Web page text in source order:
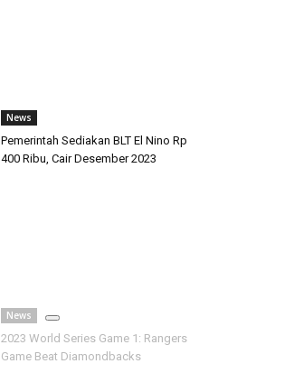
News
Pemerintah Sediakan BLT El Nino Rp
400 Ribu, Cair Desember 2023
News
2023 World Series Game 1: Rangers
Game Beat Diamondbacks